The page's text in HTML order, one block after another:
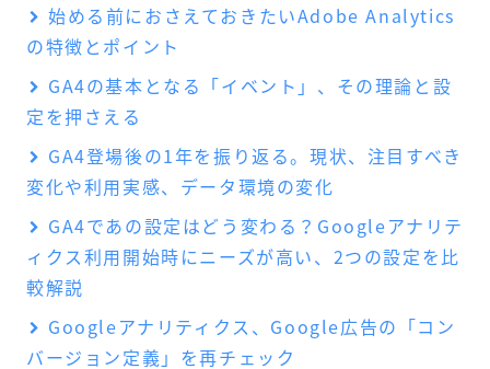
始める前におさえておきたいAdobe Analytics
の特徴とポイント
GA4の基本となる「イベント」、その理論と設
定を押さえる
GA4登場後の1年を振り返る。現状、注目すべき
変化や利用実感、データ環境の変化
GA4であの設定はどう変わる？Googleアナリテ
ィクス利用開始時にニーズが高い、2つの設定を比
較解説
Googleアナリティクス、Google広告の「コン
バージョン定義」を再チェック